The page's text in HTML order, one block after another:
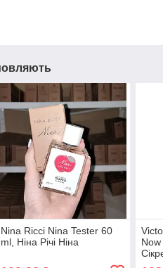
Nina Ricci Nina Tester 60
ml, Ніна Річі Ніна
Now